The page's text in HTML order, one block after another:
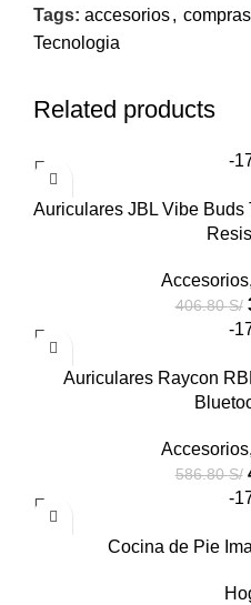
Tags: accesorios, compras
Tecnologia
Related products
-
Auriculares JBL Vibe
Accesorios,
406.80S/
-
Auriculares Raycon
Accesorios,
586.80S/
-
Cocina de Pie